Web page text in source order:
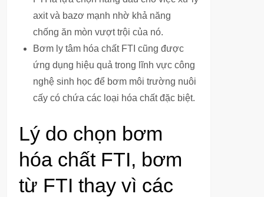
axit và bazơ mạnh nhờ khả năng
chống ăn mòn vượt trội của nó.
Bơm ly tâm hóa chất FTI cũng được
ứng dụng hiệu quả trong lĩnh vực công
nghệ sinh học để bơm môi trường nuôi
cấy có chứa các loại hóa chất đặc biệt.
Lý do chọn bơm
hóa chất FTI, bơm
từ FTI thay vì các